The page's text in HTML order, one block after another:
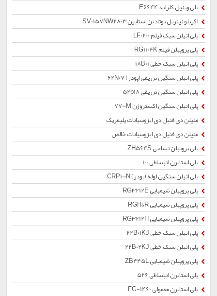
پلی وینیل کلراید E6644
اکریلو نیتریل بوتادین استایرن SV0157NW2803
پلی اتیلن سبک فیلم LF0200
پلی پروپیلن فیلم RG1104K
پلی اتیلن سبک خطی 18B01
پلی اتیلن سنگین تزریقی(پودر) 62N07
پلی اتیلن سنگین تزریقی 52b18
پلی اتیلن سنگین اکستروژن 7700M
متیلن دی فنیل دی ایزوسیانات پلیمریک
متیلن دی فنیل دی ایزوسیانات خالص
پلی پروپیلن نساجی ZH564S
پلی استایرن انبساطی 100
پلی اتیلن سنگین لوله (پودر) CRP100N
پلی پروپیلن شیمیایی RG3212E
پلی پروپیلن شیمیایی RGH&R
پلی پروپیلن شیمیایی RG3212H
پلی اتیلن سبک خطی 22B01KJ
پلی اتیلن سبک خطی 22B02KJ
پلی پروپیلن شیمیایی ZB445L
پلی استایرن انبساطی 526
پلی استایرن معمولی 1460-FG